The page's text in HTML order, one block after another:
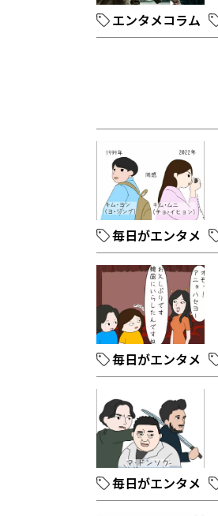
エンタメコラム
毎日がエンタメ
毎日がエンタメ
毎日がエンタメ